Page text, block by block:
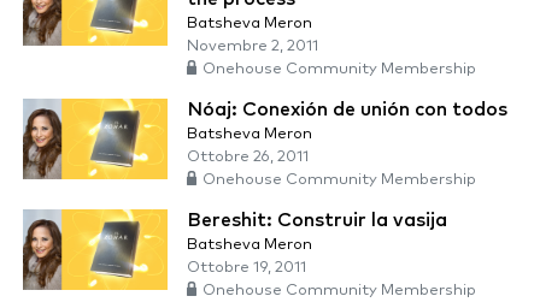
Batsheva Meron
Novembre 2, 2011
Onehouse Community Membership
Nóaj: Conexión de unión con todos
Batsheva Meron
Ottobre 26, 2011
Onehouse Community Membership
Bereshit: Construir la vasija
Batsheva Meron
Ottobre 19, 2011
Onehouse Community Membership